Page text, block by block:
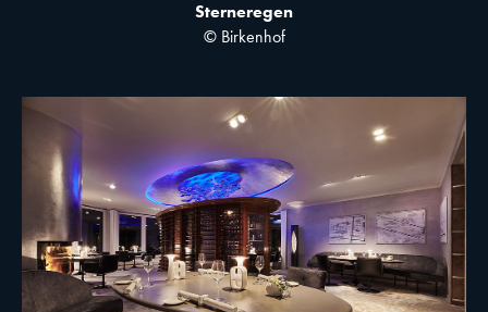
Sterneregen
© Birkenhof